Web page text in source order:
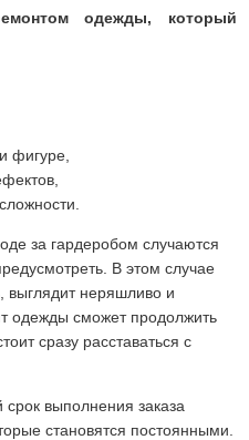
одежды, который
фигуре,
за гардеробом случаются
В этом случае
выглядит неряшливо и
одежды сможет продолжить
сразу расставаться с
выполнения заказа
становятся постоянными.